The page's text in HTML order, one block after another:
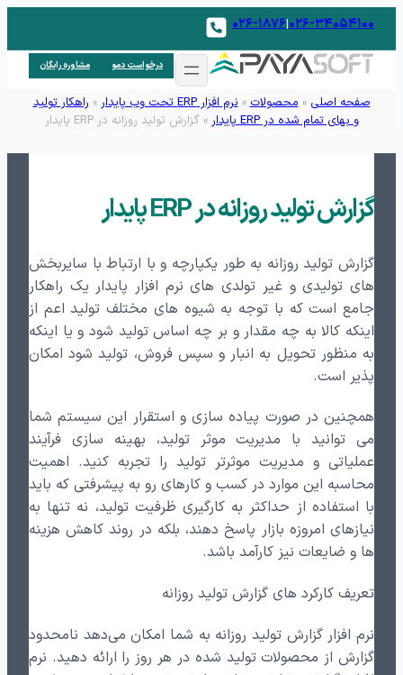
۰۲۶-۳۴۰۵۴۱۰۰۰۲۶-۱۸۷۶
درخواست دمو مشاوره رایگان
صفحه اصلی »محصولات»نرم افزار ERP تحت وب پایدار » راهکار تولید
و بهای تمام شده در ERP پایدار
»گزارش تولید روزانه در ERP پایدار
گزارش تولید روزانه در ERP پایدار
گزارش تولید روزانه به طور یکپارچه و با ارتباط با سایربخش
های تولیدی و غیر تولدی های نرم افزار پایدار یک راهکار
جامع است که با توجه به شیوه های مختلف تولید اعم از
اینکه کالا به چه مقدار و بر چه اساس تولید شود و یا اینکه
به منظور تحویل به انبار و سپس فروش، تولید شود امکان
پذیر است.
همچنین در صورت پیاده سازی و استقرار این سیستم شما
می توانید با مدیریت موثر تولید، بهینه سازی فرآیند
عملیاتی و مدیریت موثرتر تولید را تجربه کنید. اهمیت
محاسبه این موارد در کسب و کارهای رو به پیشرفتی که باید
با استفاده از حداکثر به کارگیری ظرفیت تولید، نه تنها به
نیازهای امروزه بازار پاسخ دهند، بلکه در روند کاهش هزینه
ها و ضایعات نیز کارآمد باشد.
تعریف کارکرد های گزارش تولید روزانه
نرم افزار گزارش تولید روزانه به شما امکان می‌دهد نامحدود
گزارش از محصولات تولید شده در هر روز را ارائه دهید. نرم